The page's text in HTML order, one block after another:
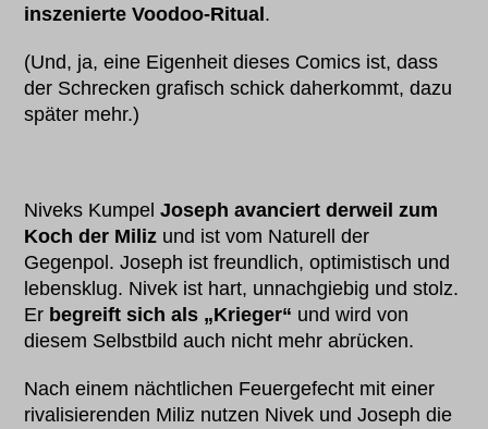
inszenierte Voodoo-Ritual .
(Und, ja, eine Eigenheit dieses Comics ist, dass
der Schrecken grafisch schick daherkommt, dazu
später mehr.)
Niveks KumpelJoseph avanciert derweil zum
Koch der Miliz und ist vom Naturell der
Gegenpol. Joseph ist freundlich, optimistisch und
lebensklug. Nivek ist hart, unnachgiebig und stolz.
Er begreift sich als „Krieger“ und wird von
diesem Selbstbild auch nicht mehr abrücken.
Nach einem nächtlichen Feuergefecht mit einer
rivalisierenden Miliz nutzen Nivek und Joseph die